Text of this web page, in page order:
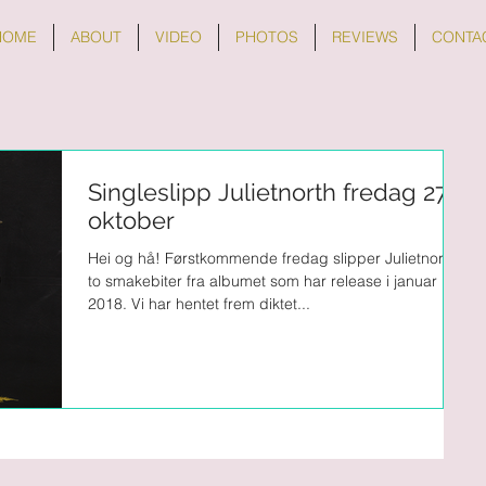
ABOUT VIDEO PHOTOS REVIEWS
Singleslipp Julietnorth fredag 27.
oktober
Hei og hå! Førstkommende fredag slipper Julietnorth
to smakebiter fra albumet som har release i januar
2018. Vi har hentet frem diktet...